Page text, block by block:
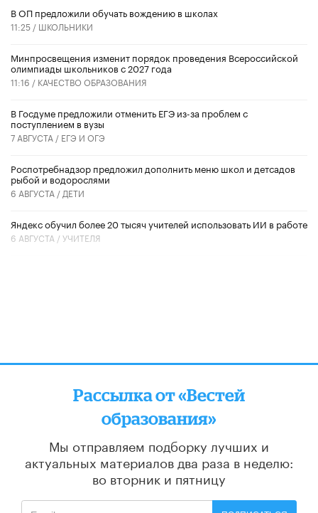
В ОП предложили обучать вождению в школах
11:25 / ШКОЛЬНИКИ
Минпросвещения изменит порядок проведения Всероссийской
олимпиады школьников с 2027 года
11:16 / КАЧЕСТВО ОБРАЗОВАНИЯ
В Госдуме предложили отменить ЕГЭ из-за проблем с
поступлением в вузы
7 АВГУСТА / ЕГЭ И ОГЭ
Роспотребнадзор предложил дополнить меню школ и детсадов
рыбой и водорослями
6 АВГУСТА / ДЕТИ
​Яндекс обучил более 20 тысяч учителей использовать ИИ в работе
6 АВГУСТА /УЧИТЕЛЯ
Рассылка от «Вестей
образования»
Мы отправляем подборку лучших и
актуальных материалов два раза в неделю:
во вторник и пятницу